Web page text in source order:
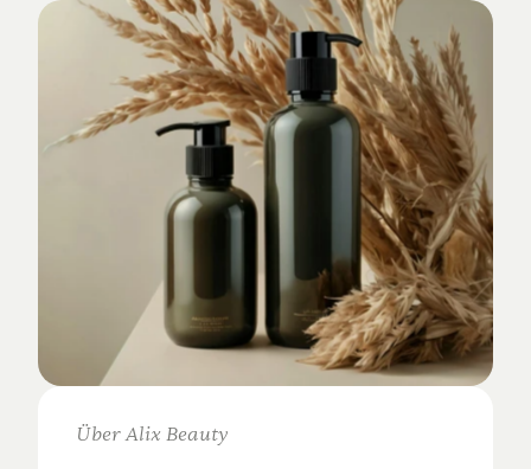
Über Alix Beauty